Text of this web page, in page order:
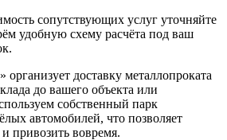
сопутствующих услуг уточняйте
удобную схему расчёта под ваш
доставку металлопроката
до вашего объекта или
собственный парк
автомобилей, что позволяет
привозить вовремя.